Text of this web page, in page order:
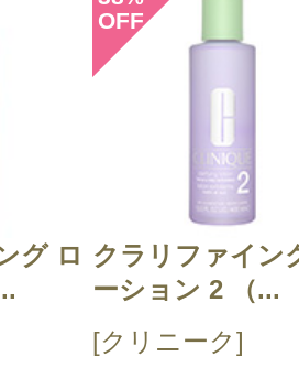
メのレビューを書いて
クチコミを投稿する
は、マイページの「購
ミ投稿すると1 商品に
ントプレゼント！
グ ロ
OFF
クラリファイン
ーション 2 （...
[クリニーク]